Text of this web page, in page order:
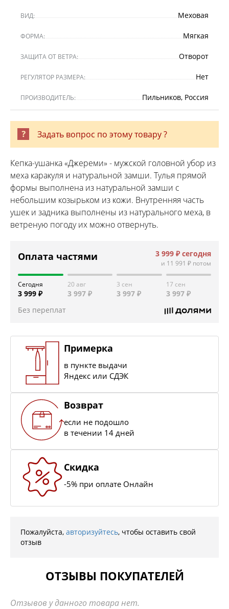
ВИД: Меховая
ФОРМА: Мягкая
ЗАЩИТА ОТ ВЕТРА: Отворот
РЕГУЛЯТОР РАЗМЕРА: Нет
ПРОИЗВОДИТЕЛЬ: Пильников, Россия
Задать вопрос по этому товару ?
Кепка-ушанка «Джереми» - мужской головной убор из
меха каракуля и натуральной замши. Тулья прямой
формы выполнена из натуральной замши с
небольшим козырьком из кожи. Внутренняя часть
ушек и задника выполнены из натурального меха, в
ветреную погоду их можно отвернуть.
Оплата частями 3 999 ₽ сегодня
и 11 991 ₽ потом
Сегодня
3 999 ₽
20 авг
3 997 ₽
3 сен
3 997 ₽
17 сен
3 997 ₽
Без переплат
Примерка
в пункте выдачи
Яндекс или СДЭК
Возврат
если не подошло
в течении 14 дней
Скидка
-5% при оплате Онлайн
Пожалуйста, авторизуйтесь, чтобы оставить свой
отзыв
ОТЗЫВЫ ПОКУПАТЕЛЕЙ
Отзывов у данного товара нет.